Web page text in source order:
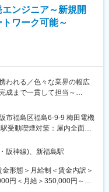
エンジニア～新規開
ワーク可能～
われる／色々な業界の幅広
成まで一貫して担当～
の特注、受託開発を手掛け
ニーズに応じて特注で組み
上流工程（ヒアリング、企
市福島区福島6-9-9 梅田電機
受動喫煙対策：屋内全面禁
阪神線)、新福島駅
形態＞月給制＜賃金内訳＞
円＜月給＞350,000円～